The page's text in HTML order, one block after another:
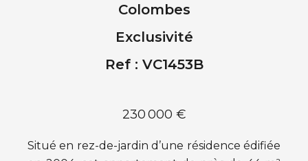
Colombes
Exclusivité
Ref : VC1453B
230 000 €
Situé en rez-de-jardin d’une résidence édifiée